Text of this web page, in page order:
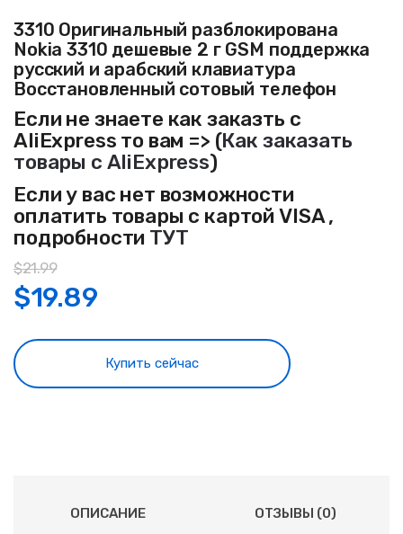
3310 Оригинальный разблокирована
Nokia 3310 дешевые 2 г GSM поддержка
русский и арабский клавиатура
Восстановленный сотовый телефон
Если не знаете как заказть с
AliExpress то вам => (Как заказать
товары с AliExpress)
Если у вас нет возможности
оплатить товары с картой VISA ,
подробности ТУТ
$21.99
$19.89
Купить сейчас
ОПИСАНИЕ ОТЗЫВЫ (0)